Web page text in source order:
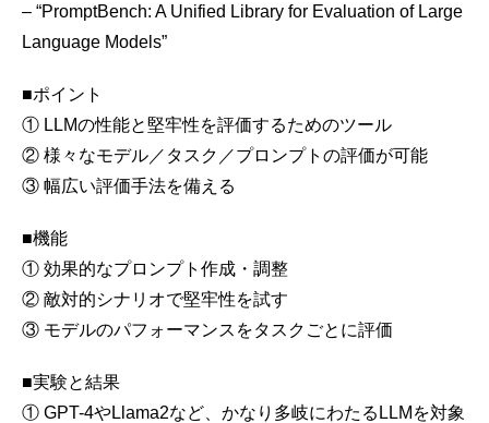
– “PromptBench: A Unified Library for Evaluation of Large
Language Models”
■ポイント
① LLMの性能と堅牢性を評価するためのツール
② 様々なモデル／タスク／プロンプトの評価が可能
③ 幅広い評価手法を備える
■機能
① 効果的なプロンプト作成・調整
② 敵対的シナリオで堅牢性を試す
③ モデルのパフォーマンスをタスクごとに評価
■実験と結果
① GPT-4やLlama2など、かなり多岐にわたるLLMを対象